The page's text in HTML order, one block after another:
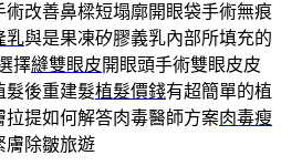
術改善鼻樑短塌廓開眼袋手術無痕
乳與是果凍矽膠義乳內部所填充的
擇縫雙眼皮開眼頭手術雙眼皮皮
髮後重建髮植髮價錢有超簡單的植
提如何解答肉毒醫師方案肉毒瘦
膚除皺旅遊